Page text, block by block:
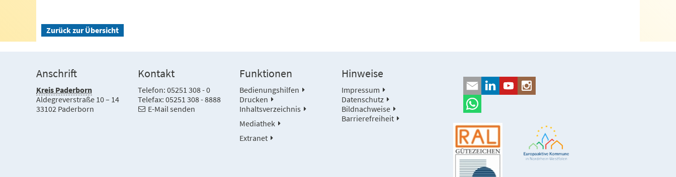
Zurück zur Übersicht
Anschrift
Kreis Paderborn
Aldegreverstraße 10 – 14
33102 Paderborn
Kontakt
Telefon: 05251 308 - 0
Telefax: 05251 308 - 8888
E-Mail senden
Funktionen
Bedienungshilfen
Drucken
Inhaltsverzeichnis
Mediathek
Extranet
Hinweise
Impressum
Datenschutz
Bildnachweise
Barrierefreiheit